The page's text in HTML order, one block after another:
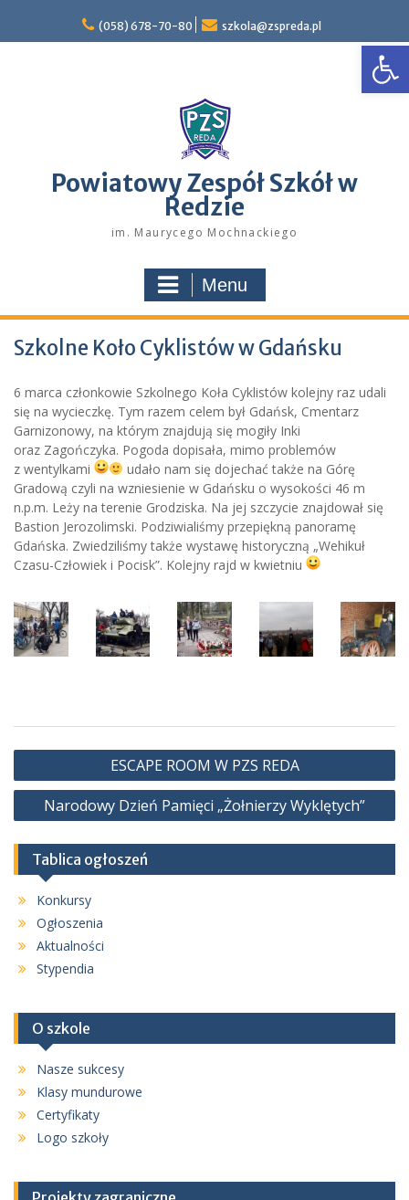
content
(058) 678-70-80 szkola@zspreda.pl
Powiatowy Zespół Szkół w
Redzie
im. Maurycego Mochnackiego
Menu
Szkolne Koło Cyklistów w Gdańsku
6 marca członkowie Szkolnego Koła Cyklistów kolejny raz udali
się na wycieczkę. Tym razem celem był Gdańsk, Cmentarz
Garnizonowy, na którym znajdują się mogiły Inki
oraz Zagończyka. Pogoda dopisała, mimo problemów
z wentylkami
udało nam się dojechać także na Górę
Gradową czyli na wzniesienie w Gdańsku o wysokości 46 m
n.p.m. Leży na terenie Grodziska. Na jej szczycie znajdował się
Bastion Jerozolimski. Podziwialiśmy przepiękną panoramę
Gdańska. Zwiedziliśmy także wystawę historyczną „Wehikuł
Czasu-Człowiek i Pocisk”. Kolejny rajd w kwietniu
Nawigacja
wpisu
ESCAPE ROOM W PZS REDA
Narodowy Dzień Pamięci „Żołnierzy Wyklętych”
Tablica ogłoszeń
Konkursy
Ogłoszenia
Aktualności
Stypendia
O szkole
Nasze sukcesy
Klasy mundurowe
Certyfikaty
Logo szkoły